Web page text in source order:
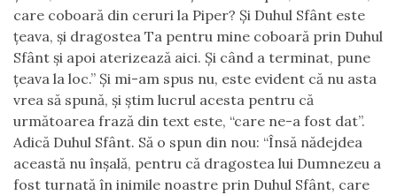
care coboară din ceruri la Piper? Şi Duhul Sfânt este
ţeava, şi dragostea Ta pentru mine coboară prin Duhul
Sfânt şi apoi aterizează aici. Şi când a terminat, pune
ţeava la loc.” Şi mi-am spus nu, este evident că nu asta
vrea să spună, şi ştim lucrul acesta pentru că
următoarea frază din text este, “care ne-a fost dat”.
Adică Duhul Sfânt. Să o spun din nou: “Însă nădejdea
această nu înşală, pentru că dragostea lui Dumnezeu a
fost turnată în inimile noastre prin Duhul Sfânt, care